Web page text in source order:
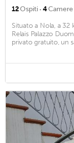
12Ospiti · 4Camere
Situato a Nola, a 32
Relais Palazzo
privato gratuito, un